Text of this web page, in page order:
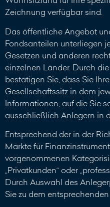
Zeichnung verfügbar sind.
Das öffentliche Angebot
Fondsanteilen unterliegen
Gesetzen und anderen
einzelnen Länder. Durch
bestätigen Sie, dass Sie
Gesellschaftssitz in dem
Informationen, auf die Sie
ausschließlich Anlegern in
Entsprechend der in der
Märkte für
vorgenommenen
„Privatkunden“ oder
Durch Auswahl des
Sie zu dem